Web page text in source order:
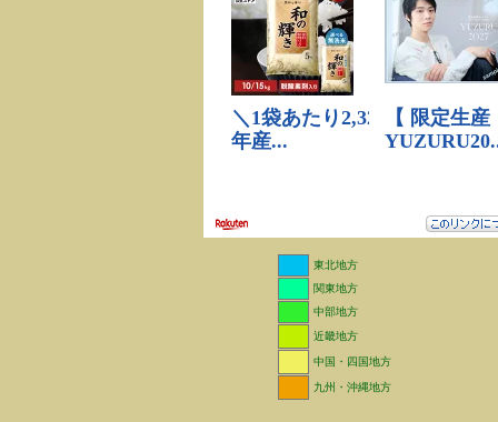
東北地方
関東地方
中部地方
近畿地方
中国・四国地方
九州・沖縄地方